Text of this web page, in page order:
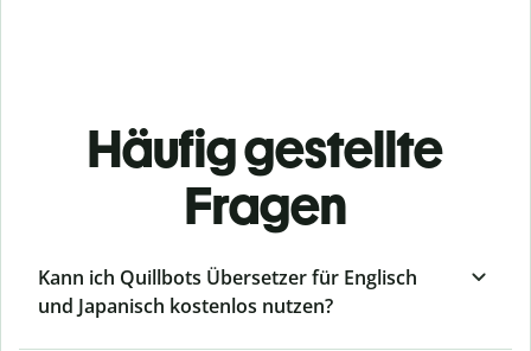
Häufig gestellte
Fragen
Kann ich Quillbots Übersetzer für Englisch
und Japanisch kostenlos nutzen?